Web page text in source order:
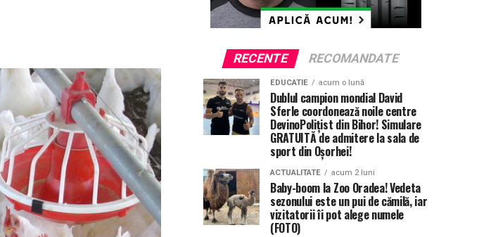
RECENTE RECOMANDATE
EDUCATIE acum o lună
Dublul campion mondial David
Sferle coordonează noile centre
DevinoPolițist din Bihor! Simulare
GRATUITĂ de admitere la sala de
sport din Oșorhei!
ACTUALITATE acum 2 luni
Baby-boom la Zoo Oradea! Vedeta
sezonului este un pui de cămilă, iar
vizitatorii îi pot alege numele
(FOTO)